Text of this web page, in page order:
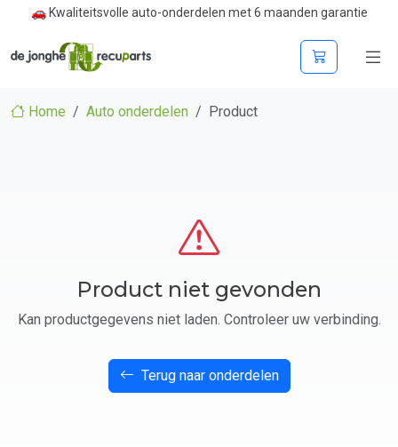
🚗 Kwaliteitsvolle auto-onderdelen met 6 maanden garantie
Home Auto onderdelen Product
Product niet gevonden
Kan productgegevens niet laden. Controleer uw verbinding.
Terug naar onderdelen